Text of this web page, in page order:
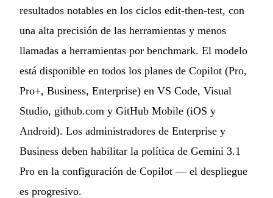
resultados notables en los ciclos edit-then-test, con
una alta precisión de las herramientas y menos
llamadas a herramientas por benchmark. El modelo
está disponible en todos los planes de Copilot (Pro,
Pro+, Business, Enterprise) en VS Code, Visual
Studio, github.com y GitHub Mobile (iOS y
Android). Los administradores de Enterprise y
Business deben habilitar la política de Gemini 3.1
Pro en la configuración de Copilot — el despliegue
es progresivo.